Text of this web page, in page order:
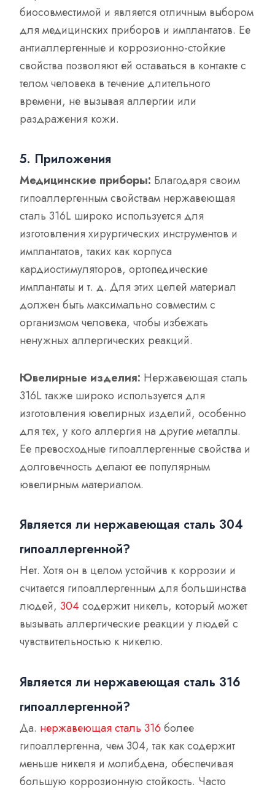
биосовместимой и является отличным выбором
для медицинских приборов и имплантатов. Ее
антиаллергенные и коррозионно-стойкие
свойства позволяют ей оставаться в контакте с
телом человека в течение длительного
времени, не вызывая аллергии или
раздражения кожи.
5. Приложения
Медицинские приборы: Благодаря своим
гипоаллергенным свойствам нержавеющая
сталь 316L широко используется для
изготовления хирургических инструментов и
имплантатов, таких как корпуса
кардиостимуляторов, ортопедические
имплантаты и т. д. Для этих целей материал
должен быть максимально совместим с
организмом человека, чтобы избежать
ненужных аллергических реакций.
Ювелирные изделия: Нержавеющая сталь
316L также широко используется для
изготовления ювелирных изделий, особенно
для тех, у кого аллергия на другие металлы.
Ее превосходные гипоаллергенные свойства и
долговечность делают ее популярным
ювелирным материалом.
Является ли нержавеющая сталь 304
гипоаллергенной?
Нет. Хотя он в целом устойчив к коррозии и
считается гипоаллергенным для большинства
людей,304содержит никель, который может
вызывать аллергические реакции у людей с
чувствительностью к никелю.
Является ли нержавеющая сталь 316
гипоаллергенной?
Да. нержавеющая сталь 316 более
гипоаллергенна, чем 304, так как содержит
меньше никеля и молибдена, обеспечивая
большую коррозионную стойкость. Часто